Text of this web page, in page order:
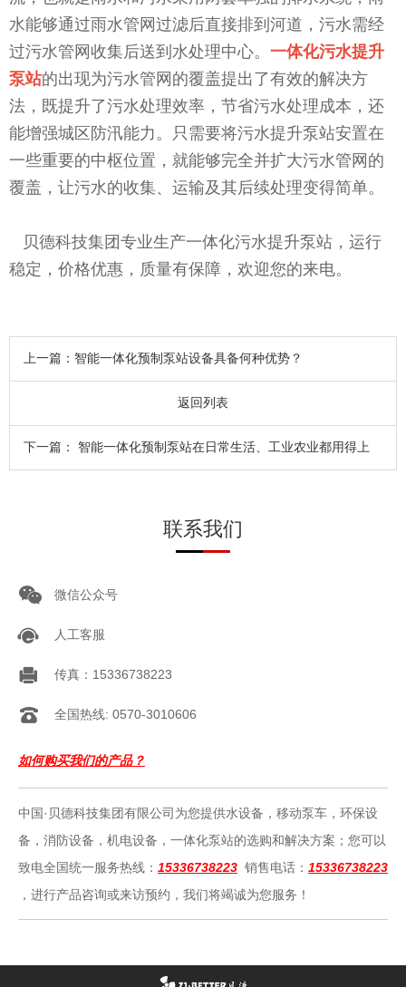
水能够通过雨水管网过滤后直接排到河道，污水需经
过污水管网收集后送到水处理中心。 一体化污水提升
泵站的出现为污水管网的覆盖提出了有效的解决方
法，既提升了污水处理效率，节省污水处理成本，还
能增强城区防汛能力。只需要将污水提升泵站安置在
一些重要的中枢位置，就能够完全并扩大污水管网的
覆盖，让污水的收集、运输及其后续处理变得简单。
贝德科技集团专业生产一体化污水提升泵站，运行
稳定，价格优惠，质量有保障，欢迎您的来电。
上一篇： 智能一体化预制泵站设备具备何种优势？
返回列表
下一篇： 智能一体化预制泵站在日常生活、工业农业都用得上
联系我们
微信公众号
人工客服
传真：15336738223
全国热线: 0570-3010606
如何购买我们的产品？
中国·贝德科技集团有限公司为您提供水设备，移动泵车，环保设
备，消防设备，机电设备，一体化泵站的选购和解决方案；您可以
致电全国统一服务热线： 15336738223 销售电话： 15336738223
，进行产品咨询或来访预约，我们将竭诚为您服务！